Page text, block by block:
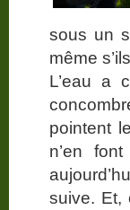
sous un
même
L’eau a
pointent
n’en
suive. Et,